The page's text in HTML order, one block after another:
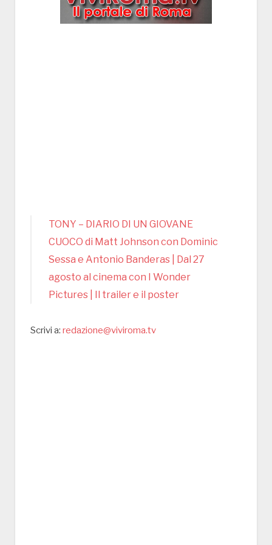
TONY – DIARIO DI UN GIOVANE
CUOCO di Matt Johnson con Dominic
Sessa e Antonio Banderas | Dal 27
agosto al cinema con I Wonder
Pictures | Il trailer e il poster
Scrivi a: redazione@viviroma.tv